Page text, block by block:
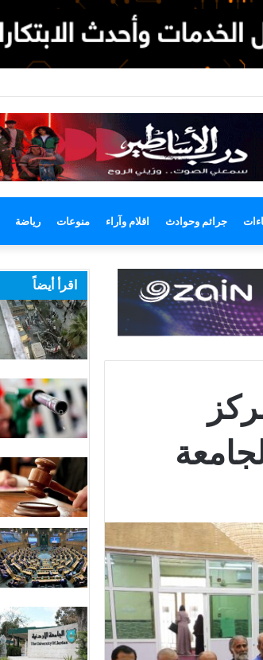
جرائم وحوادث اقلام وآراء منوعات رياضة
اقرأ أيضاً